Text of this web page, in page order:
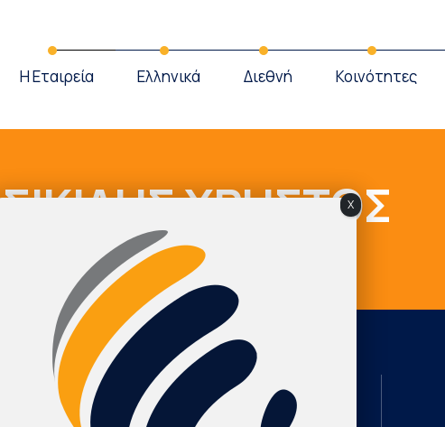
Η Εταιρεία Ελληνικά Διεθνή Κοινότητες
ΧΡΗΣΤΟΣ
Cardio Map Greece ΧΑΣΙΚΙΔΗΣ ΧΡΗΣΤΟΣ
International
X